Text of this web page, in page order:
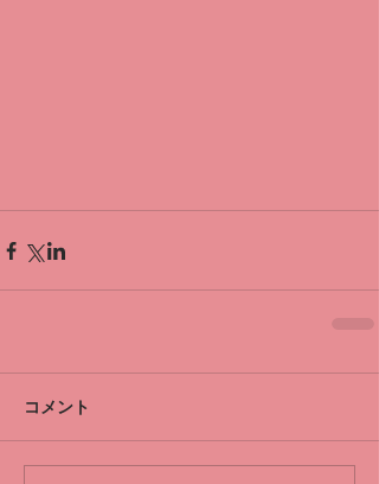
コメント